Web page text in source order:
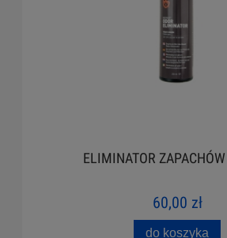
ELIMINATOR
60,00 zł
do koszyka